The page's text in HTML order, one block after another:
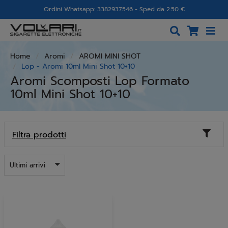
Ordini Whatsapp: 3382937546 - Sped da 2.50 €
Home Aromi
AROMI MINI SHOT
Lop - Aromi 10ml Mini Shot 10+10
Aromi Scomposti Lop Formato
10ml Mini Shot 10+10
Filtra prodotti
Ultimi arrivi